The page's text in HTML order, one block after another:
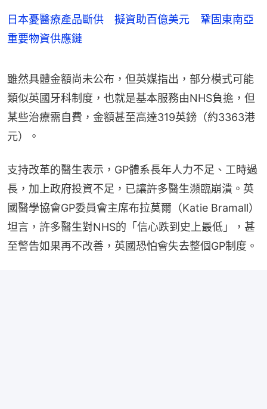
日本憂醫療產品斷供 擬資助百億美元 鞏固東南亞
重要物資供應鏈
雖然具體金額尚未公布，但英媒指出，部分模式可能
類似英國牙科制度，也就是基本服務由NHS負擔，但
某些治療需自費，金額甚至高達319英鎊（約3363港
元）。
支持改革的醫生表示，GP體系長年人力不足、工時過
長，加上政府投資不足，已讓許多醫生瀕臨崩潰。英
國醫學協會GP委員會主席布拉莫爾（Katie Bramall）
坦言，許多醫生對NHS的「信心跌到史上最低」，甚
至警告如果再不改善，英國恐怕會失去整個GP制度。